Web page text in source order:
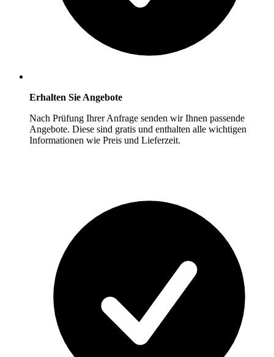
Erhalten Sie Angebote
Nach Prüfung Ihrer Anfrage senden wir Ihnen passende
Angebote. Diese sind gratis und enthalten alle wichtigen
Informationen wie Preis und Lieferzeit.